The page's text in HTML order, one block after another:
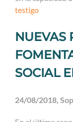
testigo
NUEVAS
SOCIAL
24/08/2018,